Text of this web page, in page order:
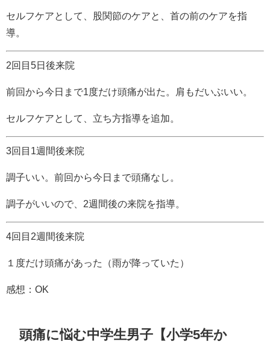
セルフケアとして、股関節のケアと、首の前のケアを指
導。
2回目5日後来院
前回から今日まで1度だけ頭痛が出た。肩もだいぶいい。
セルフケアとして、立ち方指導を追加。
3回目1週間後来院
調子いい。前回から今日まで頭痛なし。
調子がいいので、2週間後の来院を指導。
4回目2週間後来院
１度だけ頭痛があった（雨が降っていた）
感想：OK
頭痛に悩む中学生男子【小学5年か